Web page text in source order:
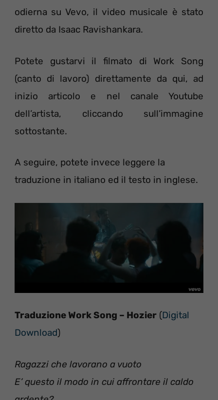
odierna su Vevo, il video musicale è stato
diretto da Isaac Ravishankara.
Potete gustarvi il filmato di Work Song
(canto di lavoro) direttamente da qui, ad
inizio articolo e nel canale Youtube
dell’artista, cliccando sull’immagine
sottostante.
A seguire, potete invece leggere la
traduzione in italiano ed il testo in inglese.
Traduzione Work Song – Hozier (Digital
Download)
Ragazzi che lavorano a vuoto
E’ questo il modo in cui affrontare il caldo